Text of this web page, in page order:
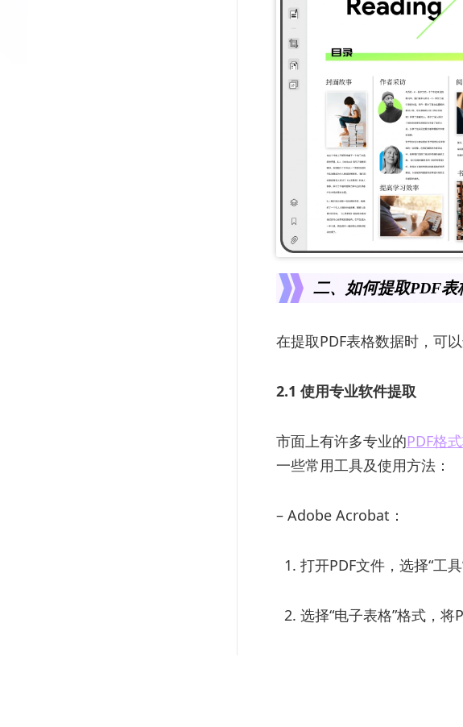
二、如何提取PDF表
在提取PDF表格数据时，可
2.1 使用专业软件提取
市面上有许多专业的PDF格
一些常用工具及使用方法：
– Adobe Acrobat：
1. 打开PDF文件，选择“工具
2. 选择“电子表格”格式，将